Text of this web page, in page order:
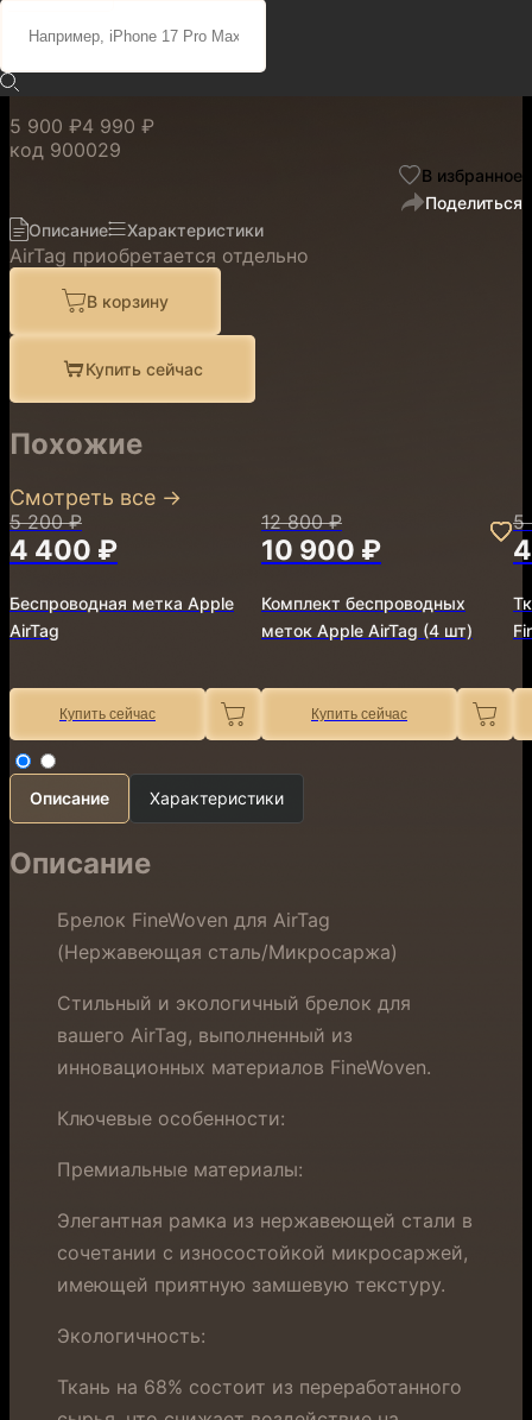
FineWoven для AirTag
Midnight Purple
5 900 ₽4 990 ₽
код 900029
В избранное
Поделиться
Описание
Характеристики
AirTag приобретается отдельно
В корзину
Купить сейчас
Похожие
Смотреть все →
5 200 ₽
4 400 ₽
Беспроводная метка Apple
AirTag
Купить сейчас
12 800 ₽
10 900 ₽
Комплект беспроводных
меток Apple AirTag (4 шт)
Купить сейчас
5
Описание Характеристики
Описание
Брелок FineWoven для AirTag
(Нержавеющая сталь/Микросаржа)
Стильный и экологичный брелок для
вашего AirTag, выполненный из
инновационных материалов FineWoven.
Ключевые особенности:
Премиальные материалы:
Элегантная рамка из нержавеющей стали в
сочетании с износостойкой микросаржей,
имеющей приятную замшевую текстуру.
Экологичность:
Ткань на 68% состоит из переработанного